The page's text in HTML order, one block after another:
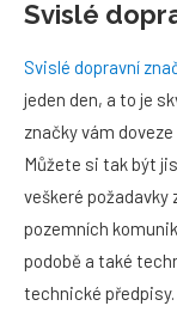
Svislé
Svislé dopravní
jeden den, a to je
značky vám
Můžete si tak být
veškeré požadavky
pozemních
podobě a také
technické předpisy.